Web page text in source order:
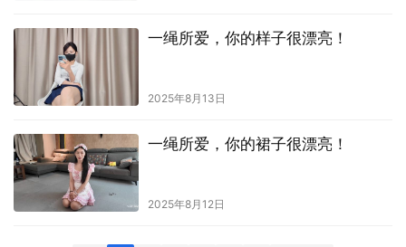
一绳所爱，你的样子很漂亮！
2025年8月13日
一绳所爱，你的裙子很漂亮！
2025年8月12日